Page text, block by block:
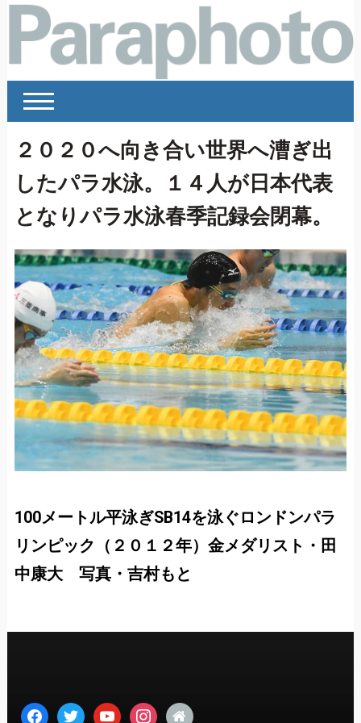
２０２０へ向き合い世界へ漕ぎ出
したパラ水泳。１４人が日本代表
となりパラ水泳春季記録会閉幕。
100メートル平泳ぎSB14を泳ぐロンドンパラ
リンピック（２０１２年）金メダリスト・田
中康大 写真・吉村もと
facebooktwitter youtubeinstagram
home